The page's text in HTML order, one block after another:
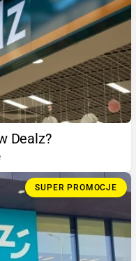
Dealz?
SUPER PROMOCJE